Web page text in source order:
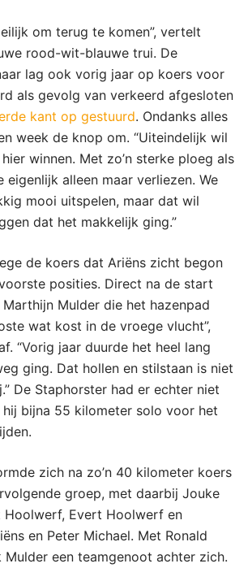
om terug te komen”, vertelt
rood-wit-blauwe trui. De
lag ook vorig jaar op koers voor
als gevolg van verkeerd afgesloten
kant op gestuurd. Ondanks alles
week de knop om. “Uiteindelijk wil
winnen. Met zo’n sterke ploeg als
eigenlijk alleen maar verliezen. We
mooi uitspelen, maar dat wil
dat het makkelijk ging.”
de koers dat Ariëns zicht begon
posities. Direct na de start
Mulder die het hazenpad
wat kost in de vroege vlucht”,
“Vorig jaar duurde het heel lang
ging. Dat hollen en stilstaan is niet
De Staphorster had er echter niet
bijna 55 kilometer solo voor het
zich na zo’n 40 kilometer koers
groep, met daarbij Jouke
Hoolwerf, Evert Hoolwerf en
en Peter Michael. Met Ronald
Mulder een teamgenoot achter zich.